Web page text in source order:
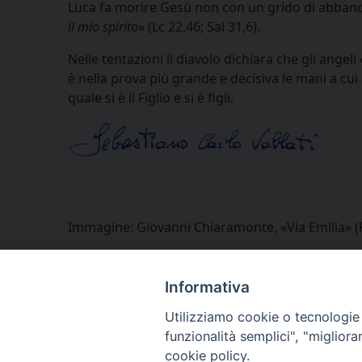
Luca fa morire Gesù non con un grido di
il mio spirito» (Lc 22,46; Sal 31,6).
Nelle tentazioni il diavolo dichiara che gli angeli
è nella prova più grande e decisiva le mani a
quale si è il Figlio e si è figli.
Immagine: Giovanni Chiaramonte, «Via Emilia»
Informativa
Utilizziamo cookie o
funzionalità semplici",
cookie policy.